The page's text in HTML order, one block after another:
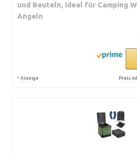
und Beuteln, ideal für Camping
Angeln
* Anzeige Preis